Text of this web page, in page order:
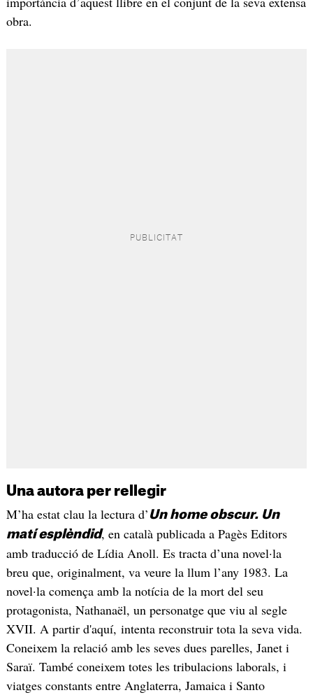
obra.
Una autora per rellegir
M’ha estat clau la lectura d’ Un home obscur. Un
matí esplèndid, en català publicada a Pagès Editors
amb traducció de Lídia Anoll. Es tracta d’una novel·la
breu que, originalment, va veure la llum l’any 1983. La
novel·la comença amb la notícia de la mort del seu
protagonista, Nathanaël, un personatge que viu al segle
XVII. A partir d'aquí, intenta reconstruir tota la seva vida.
Coneixem la relació amb les seves dues parelles, Janet i
Saraï. També coneixem totes les tribulacions laborals, i
viatges constants entre Anglaterra, Jamaica i Santo